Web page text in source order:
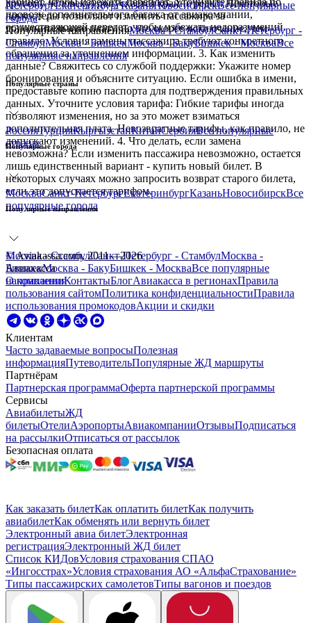
другому человеку) допускается крайне редко. Некоторые
лоукостеры позволяют изменить пассажира за
дополнительную плату, но это скорее исключение, чем
правило. Условия замены пассажира требуют конкретного
обращения за уточнением информации. 3. Как изменить
данные? Свяжитесь со службой поддержки: Укажите номер
бронирования и объясните ситуацию. Если ошибка в имени,
предоставьте копию паспорта для подтверждения правильных
данных. Уточните условия тарифа: Гибкие тарифы иногда
позволяют изменения, но за это может взиматься
дополнительная плата. Невозвратные тарифы, как правило, не
допускают изменений. 4. Что делать, если замена
невозможна? Если изменить пассажира невозможно, остается
лишь единственный вариант - купить новый билет. В
некоторых случаях можно запросить возврат старого билета,
если это допускается тарифом.
провозу дополнительного багажа от авиакомпании,
осуществляющей перелет, чтобы избежать недоразумений.
ПетербургЕкатеринбургКазаньНовосибирскВсе популярные
города
Популярные направленияМосква - СтамбулСанкт-Петербург -
СтамбулМосква - БишкекМосква - БакуБишкек - МоскваВсе
популярные направления
Популярные страны
РоссияТурцияКыргызстанКитайСербияВсе популярные
страны
Популярные города
МоскваСанкт-ПетербургЕкатеринбургКазаньНовосибирскВсе
популярные города
Популярные направления
Москва - СтамбулСанкт-Петербург - СтамбулМосква -
БишкекМосква - БакуБишкек - МоскваВсе популярные
направления
© Aviakassa.com, 2011—2026
Авиакасса
О компанииКонтактыБлогАвиакасса в регионахПравила
пользования сайтомПолитика конфиденциальностиПравила
использования промокодовАкции и скидки
Клиентам
Часто задаваемые вопросыПолезная
информацияПутеводительПопулярные ЖД маршруты
Партнёрам
Партнерская программаОферта партнерской программы
Сервисы
АвиабилетыЖД
билетыОтелиАэропортыАвиакомпанииОтзывыПодписаться
на рассылкиОтписаться от рассылок
Безопасная оплата
Как заказать билетКак оплатить билетКак получить
авиабилетКак обменять или вернуть билет
Электронный авиа билетЭлектронная
регистрацияЭлектронный ЖД билет
Список КИДовУсловия страхования СПАО
«Ингосстрах»Условия страхования АО «АльфаСтрахование»
Типы пассажирских самолетовТипы вагонов и поездов